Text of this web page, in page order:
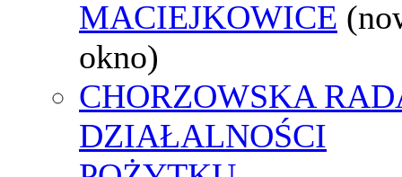
MACIEJKOWICE
okno)
CHORZOWSKA
DZIAŁALNOŚCI